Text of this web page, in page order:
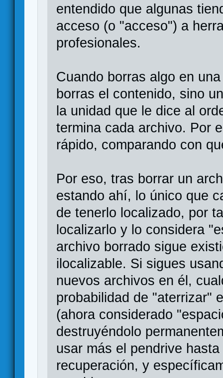
entendido que algunas
acceso (o "acceso") a
profesionales.
Cuando borras algo en
borras el contenido, sino
la unidad que le dice al
termina cada archivo. Por
rápido, comparando con
Por eso, tras borrar un
estando ahí, lo único que
de tenerlo localizado, por
localizarlo y lo considera
archivo borrado sigue
ilocalizable. Si sigues
nuevos archivos en él,
probabilidad de "aterrizar"
(ahora considerado
destruyéndolo
usar más el pendrive
recuperación, y